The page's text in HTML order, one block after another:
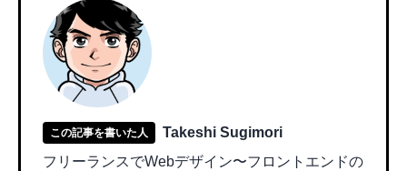
この記事を書いた人
Takeshi Sugimori
フリーランスでWebデザイン〜フロントエンドの